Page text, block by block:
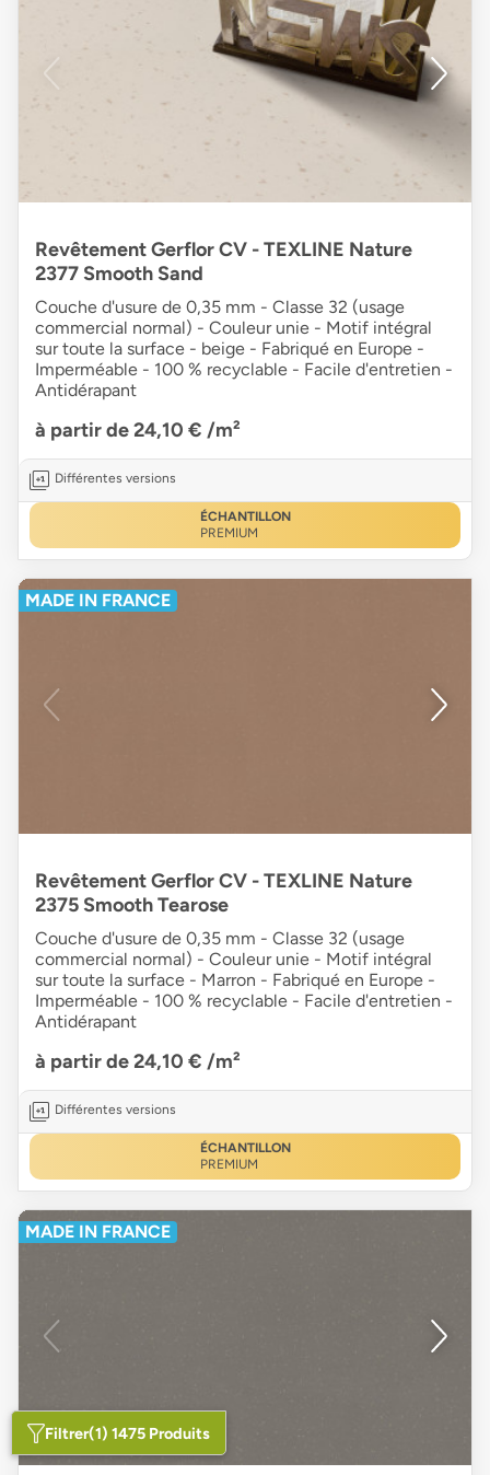
Revêtement Gerflor CV - TEXLINE Nature
2377 Smooth Sand
Couche d'usure de 0,35 mm - Classe 32 (usage
commercial normal) - Couleur unie - Motif intégral
sur toute la surface - beige - Fabriqué en Europe -
Imperméable - 100 % recyclable - Facile d'entretien -
Antidérapant
à partir de 24,10 € /m²
Différentes versions
ÉCHANTILLON
PREMIUM
MADE IN FRANCE
Revêtement Gerflor CV - TEXLINE Nature
2375 Smooth Tearose
Couche d'usure de 0,35 mm - Classe 32 (usage
commercial normal) - Couleur unie - Motif intégral
sur toute la surface - Marron - Fabriqué en Europe -
Imperméable - 100 % recyclable - Facile d'entretien -
Antidérapant
à partir de 24,10 € /m²
Différentes versions
ÉCHANTILLON
PREMIUM
MADE IN FRANCE
Filtrer(1) 1475 Produits